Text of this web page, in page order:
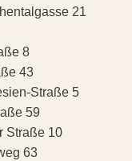
21
8
43
Straße 5
59
Straße 10
63